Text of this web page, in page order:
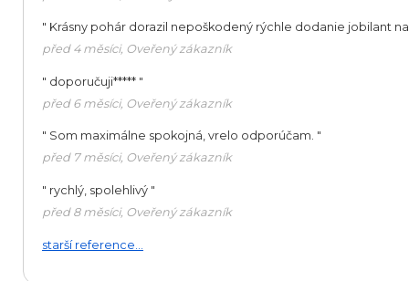
" Krásny pohár dorazil nepoškodený rýchle dodanie jobilant
před 4 měsíci, Oveřený zákazník
" doporučuji***** "
před 6 měsíci, Oveřený zákazník
" Som maximálne spokojná, vrelo odporúčam. "
před 7 měsíci, Oveřený zákazník
" rychlý, spolehlivý "
před 8 měsíci, Oveřený zákazník
starší reference...